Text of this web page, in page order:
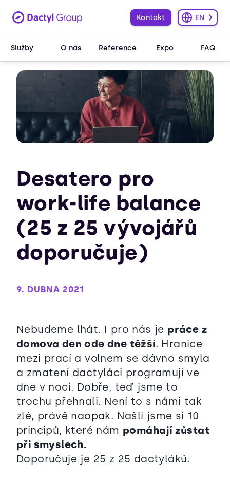
Služby O nás Reference Expo FAQ
Kontakt EN
Desatero pro
work-life balance
(25 z 25 vývojářů
doporučuje)
9. DUBNA 2021
Nebudeme lhát. I pro nás je práce z
domova den ode dne těžší. Hranice
mezi prací a volnem se dávno smyla
a zmatení dactyláci programují ve
dne v noci. Dobře, teď jsme to
trochu přehnali. Není to s námi tak
zlé, právě naopak. Našli jsme si 10
principů, které nám pomáhají zůstat
při smyslech.
Doporučuje je 25 z 25 dactyláků.